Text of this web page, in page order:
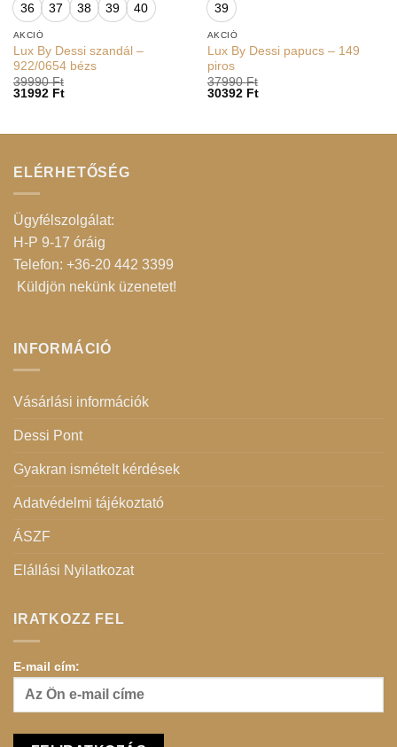
36 37 38 39 40
AKCIÓ
Lux By Dessi szandál –
922/0654 bézs
39990Ft
31992 Ft
39
AKCIÓ
Lux By Dessi papucs – 149
piros
37990Ft
30392 Ft
ELÉRHETŐSÉG
Ügyfélszolgálat:
H-P 9-17 óráig
Telefon: +36-20 442 3399
Küldjön nekünk üzenetet!
INFORMÁCIÓ
Vásárlási információk
Dessi Pont
Gyakran ismételt kérdések
Adatvédelmi tájékoztató
ÁSZF
Elállási Nyilatkozat
IRATKOZZ FEL
E-mail cím: